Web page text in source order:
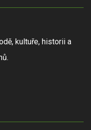
kultuře, historii a